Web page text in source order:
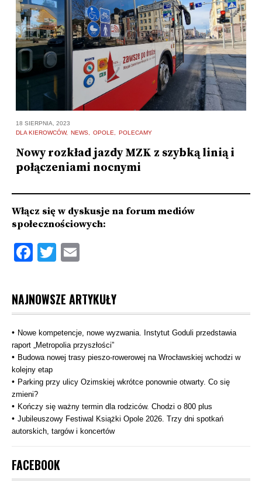
18 SIERPNIA, 2023
DLA KIEROWCÓW
NEWS OPOLE POLECAMY
Nowy rozkład jazdy MZK z szybką linią i
połączeniami nocnymi
Włącz się w dyskusje na forum mediów
społecznościowych:
Facebook
Twitter
NAJNOWSZE ARTYKUŁY
Nowe kompetencje, nowe wyzwania. Instytut Goduli przedstawia
raport „Metropolia przyszłości”
Budowa nowej trasy pieszo‑rowerowej na Wrocławskiej wchodzi w
kolejny etap
Parking przy ulicy Ozimskiej wkrótce ponownie otwarty. Co się
zmieni?
Kończy się ważny termin dla rodziców. Chodzi o 800 plus
Jubileuszowy Festiwal Książki Opole 2026. Trzy dni spotkań
autorskich, targów i koncertów
FACEBOOK